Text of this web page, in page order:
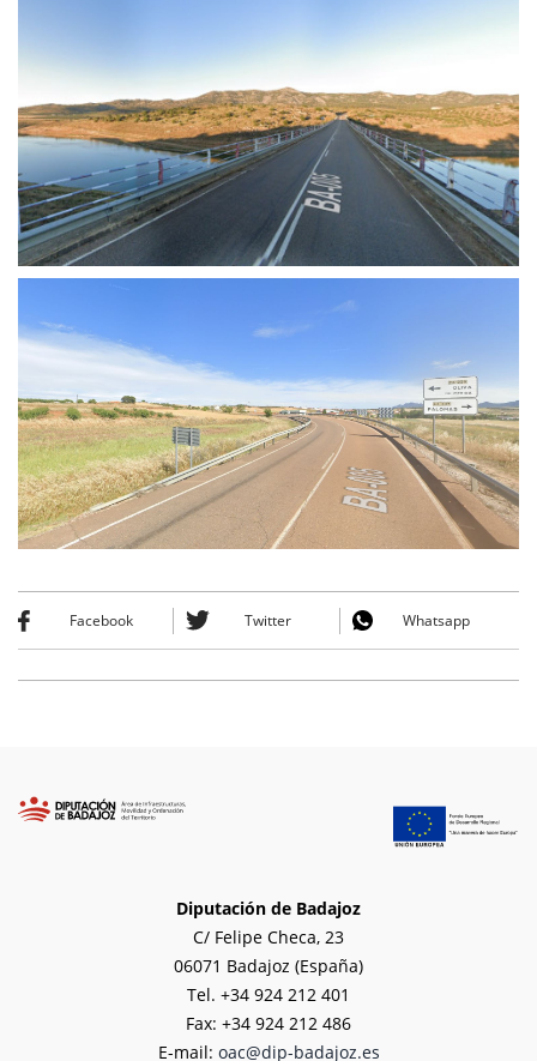
Facebook Twitter Whatsapp
Diputación de Badajoz
C/ Felipe Checa, 23
06071 Badajoz (España)
Tel. +34 924 212 401
Fax: +34 924 212 486
E-mail: oac@dip-badajoz.es